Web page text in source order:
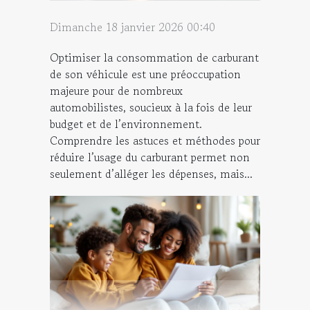
Dimanche 18 janvier 2026 00:40
Optimiser la consommation de carburant
de son véhicule est une préoccupation
majeure pour de nombreux
automobilistes, soucieux à la fois de leur
budget et de l’environnement.
Comprendre les astuces et méthodes pour
réduire l’usage du carburant permet non
seulement d’alléger les dépenses, mais...